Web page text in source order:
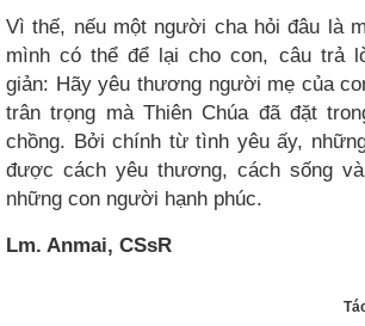
Vì thế, nếu một người cha hỏi đâu là
mình có thể để lại cho con, câu trả
giản: Hãy yêu thương người mẹ của
trân trọng mà Thiên Chúa đã đặt
chồng. Bởi chính từ tình yêu ấy,
được cách yêu thương, cách sống
những con người hạnh phúc.
Lm. Anmai, CSsR